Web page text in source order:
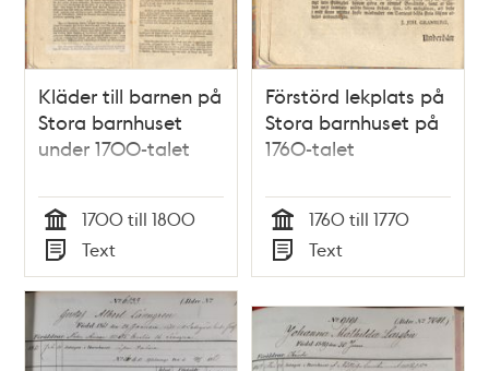
Kläder till barnen på
Stora barnhuset
under 1700-talet
Tid
1700 till 1800
Typ
Text
Förstörd lekplats på
Stora barnhuset på
1760-talet
Tid
1760 till 1770
Typ
Text